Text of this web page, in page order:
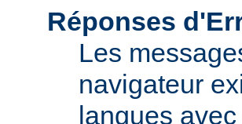
Réponses
Les
navigateur
langues